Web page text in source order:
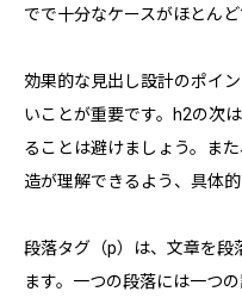
でで十分なケースがほとんど
効果的な見出し設計のポイ
いことが重要です。h2の次
ることは避けましょう。ま
造が理解できるよう、具体
段落タグ（p）は、文章を段
ます。一つの段落には一つ